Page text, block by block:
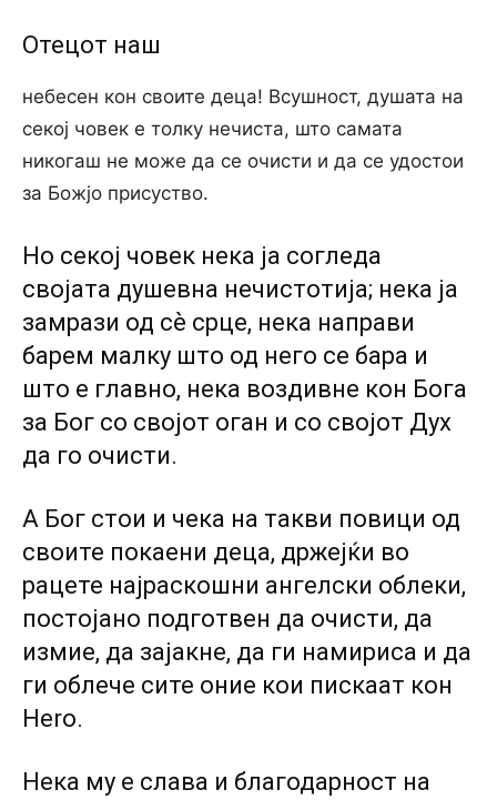
Отецот наш
небесен кон своите деца! Всушност, душата на
секој човек е толку нечиста, што самата
никогаш не може да се очисти и да се удостои
за Божјо присуство.
Но секој човек нека ја согледа
својата душевна нечистотија; нека ја
замрази од сѐ срце, нека направи
барем малку што од него се бара и
што е главно, нека воздивне кон Бога
за Бог co својот оган и co својот Дух
да го очисти.
А Бог стои и чека на такви повици од
своите покаени деца, држејќи во
рацете најраскошни ангелски облеки,
постојано подготвен да очисти, да
измие, да зајакне, да ги намириса и да
ги облече сите оние кои пискаат кон
Hero.
Нека му е слава и благодарност на